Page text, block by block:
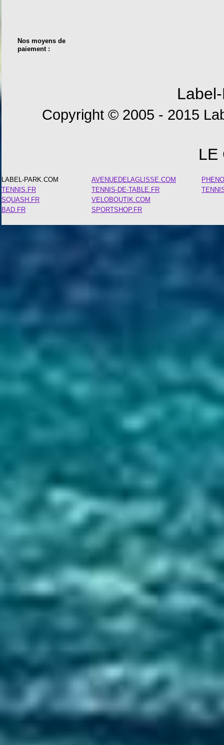
Nos moyens de
paiement :
Copyright © 2005 - 2015
LE
LABEL-PARK.COM
TENNIS.FR
SQUASH.FR
BAD.FR
AVENUEDELAGLISSE.COM
TENNIS-DE-TABLE.FR
VELOBOUTIK.COM
SPORTSHOP.FR